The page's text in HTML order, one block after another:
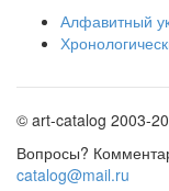
Алфавитный
© art-catalog 2003-
Вопросы?
catalog@mail.ru